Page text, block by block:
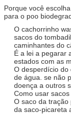
Porque você
para o poo
O cachorrinho
sacos do
caminhantes do
É a lei a pegarar
estados com as
O desperdício do
de água. se não
doença a outros
Como usar
O saco da
da saco-picareta